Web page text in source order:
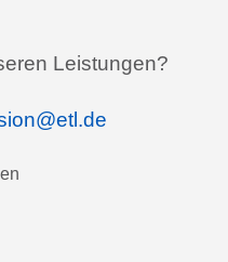
Leistungen?